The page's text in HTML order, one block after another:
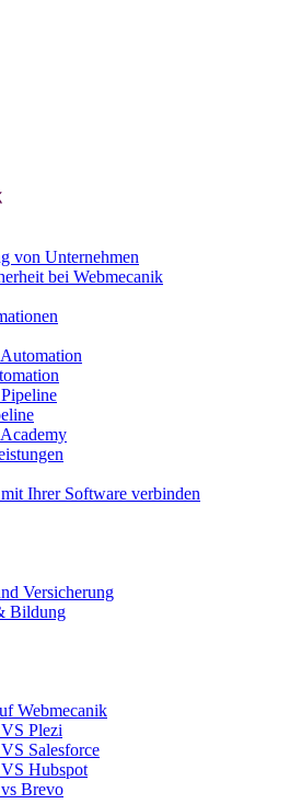
von Unternehmen
bei Webmecanik
Ihrer Software verbinden
Versicherung
Bildung
Webmecanik
Plezi
Salesforce
Hubspot
Brevo